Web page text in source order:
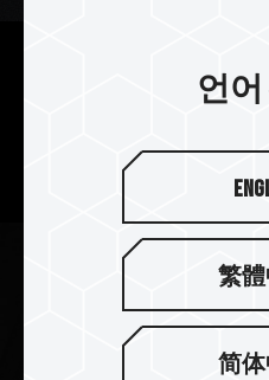
인체 공학 설계
이 편리하고 휴대가 간편
언어
繁
简